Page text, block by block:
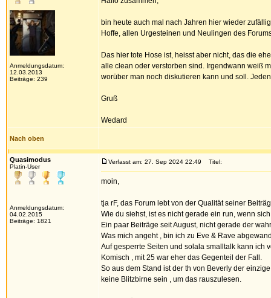
Anmeldungsdatum:
12.03.2013
Beiträge: 239
bin heute auch mal nach Jahren hier wieder
Hoffe, allen Urgesteinen und Neulingen des
Das hier tote Hose ist, heisst aber nicht, das die
alle clean oder verstorben sind. Irgendwann weiß
worüber man noch diskutieren kann und soll.
Gruß
Wedard
Nach oben
Quasimodus
Platin-User
Anmeldungsdatum:
04.02.2015
Beiträge: 1821
Verfasst am: 27. Sep 2024 22:49 Titel:
moin,
tja rF, das Forum lebt von der Qualität seiner
Wie du siehst, ist es nicht gerade ein run, wenn
Ein paar Beiträge seit August, nicht gerade der
Was mich angeht , bin ich zu Eve & Rave
Auf gesperrte Seiten und solala smalltalk kann ich
Komisch , mit 25 war eher das Gegenteil der Fall.
So aus dem Stand ist der th von Beverly der
keine Blitzbirne sein , um das rauszulesen.